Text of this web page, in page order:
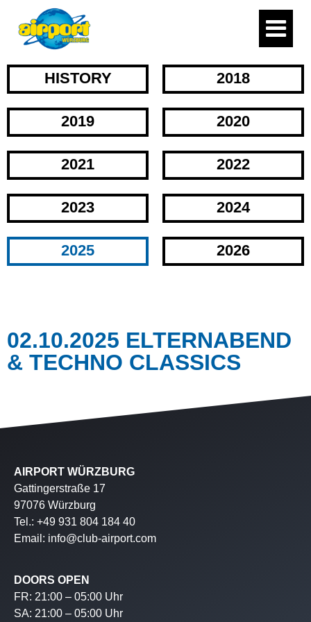
HISTORY 2018
2019 2020
2021 2022
2023 2024
2025 2026
02.10.2025 ELTERNABEND
& TECHNO CLASSICS
AIRPORT WÜRZBURG
Gattingerstraße 17
97076 Würzburg
Tel.: +49 931 804 184 40
Email: info@club-airport.com
DOORS OPEN
FR: 21:00 – 05:00 Uhr
SA: 21:00 – 05:00 Uhr